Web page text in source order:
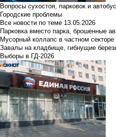
Вопросы сухостоя, парковок и
Городские проблемы
Все новости по теме 13.05.2026
Парковка вместо парка, брошенные
Мусорный коллапс в частном
Завалы на кладбище, гибнущие
Выборы в ГД-2026